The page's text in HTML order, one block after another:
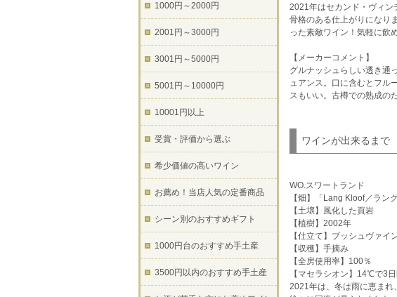
2021年はセカンド・ヴィン
骨格のある仕上がりになり
った素敵ワイン！気軽に飲
【メーカーコメント】
グルナッシュらしい透き通
ュアンス。口に含むとフル
スもいい。古樽での熟成の
ワインが出来るまで
WO.スワートランド
【畑】「Lang Kloof／ラン
【土壌】風化した頁岩
【植樹】2002年
【仕立て】ブッシュヴァイ
【収穫】手摘み
【全房使用率】100％
【マセラシオン】14℃で3日
2021年は、冬は雨に恵まれ
1000円～2000円
2001円～3000円
3001円～5000円
5001円～10000円
10001円以上
受賞・評価から選ぶ
希少価値の高いワイン
お薦め！当店人気の定番商品
シーン別のおすすめギフト
1000円台のおすすめ手土産
3500円以内のおすすめ手土産